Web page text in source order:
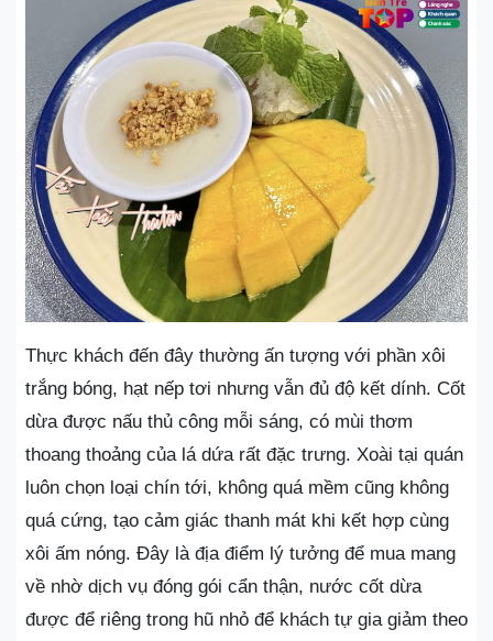
Thực khách đến đây thường ấn tượng với phần xôi
trắng bóng, hạt nếp tơi nhưng vẫn đủ độ kết dính. Cốt
dừa được nấu thủ công mỗi sáng, có mùi thơm
thoang thoảng của lá dứa rất đặc trưng. Xoài tại quán
luôn chọn loại chín tới, không quá mềm cũng không
quá cứng, tạo cảm giác thanh mát khi kết hợp cùng
xôi ấm nóng. Đây là địa điểm lý tưởng để mua mang
về nhờ dịch vụ đóng gói cẩn thận, nước cốt dừa
được để riêng trong hũ nhỏ để khách tự gia giảm theo